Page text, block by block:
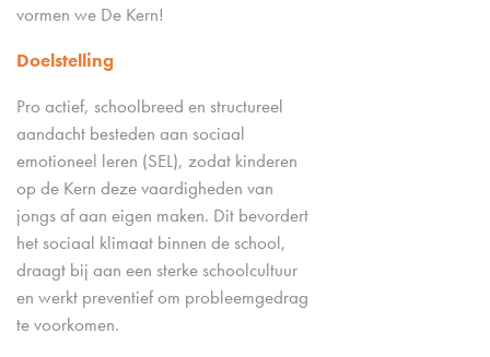
vormen we De Kern!
Doelstelling
Pro actief, schoolbreed en structureel
aandacht besteden aan sociaal
emotioneel leren (SEL), zodat kinderen
op de Kern deze vaardigheden van
jongs af aan eigen maken. Dit bevordert
het sociaal klimaat binnen de school,
draagt bij aan een sterke schoolcultuur
en werkt preventief om probleemgedrag
te voorkomen.